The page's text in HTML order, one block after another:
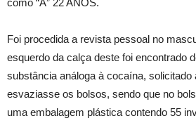
Foi procedida a revista pessoal no
esquerdo da calça deste foi encontrado
substância análoga à cocaína, solicitado
esvaziasse os bolsos, sendo que no
uma embalagem plástica contendo 55